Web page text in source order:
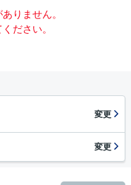
りません。
ださい。
変更
変更